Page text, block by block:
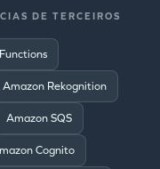
DE TERCEIROS
Amazon Rekognition
Amazon SQS
Cognito